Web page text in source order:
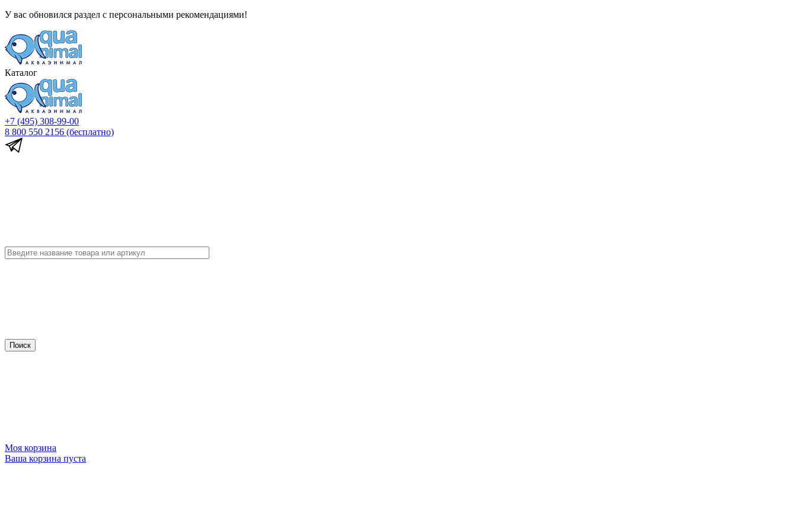
У вас обновился раздел с персональными рекомендациями!
Каталог
+7 (495) 308-99-00
8 800 550 2156 (бесплатно)
Моя корзина
Ваша корзина пуста